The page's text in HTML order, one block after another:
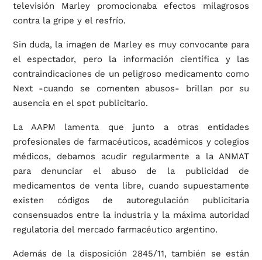
televisión Marley promocionaba efectos milagrosos
contra la gripe y el resfrío.
Sin duda, la imagen de Marley es muy convocante para
el espectador, pero la información científica y las
contraindicaciones de un peligroso medicamento como
Next -cuando se comenten abusos- brillan por su
ausencia en el spot publicitario.
La AAPM lamenta que junto a otras entidades
profesionales de farmacéuticos, académicos y colegios
médicos, debamos acudir regularmente a la ANMAT
para denunciar el abuso de la publicidad de
medicamentos de venta libre, cuando supuestamente
existen códigos de autoregulación publicitaria
consensuados entre la industria y la máxima autoridad
regulatoria del mercado farmacéutico argentino.
Además de la disposición 2845/11, también se están